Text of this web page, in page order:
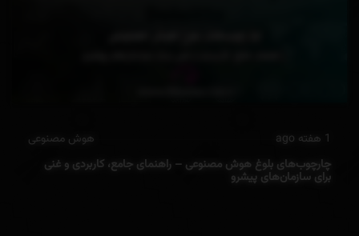
1 هفته ago
هوش مصنوعی
چارچوب‌های بلوغ هوش مصنوعی – راهنمای جامع، کاربردی و غنی
برای سازمان‌های پیشرو